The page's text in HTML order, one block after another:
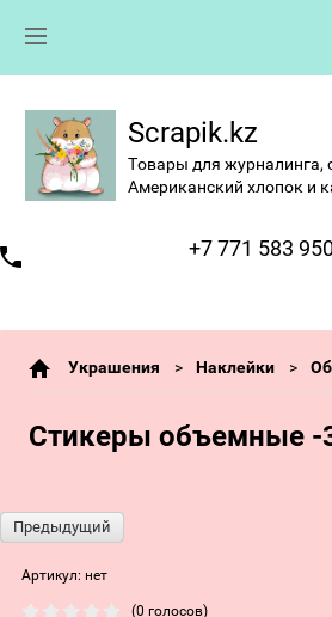
Scrapik.kz
Товары для журналинга,
Американский хлопок и
+7 771 583
Украшения Наклейки
Стикеры объемные -
Предыдущий
Артикул: нет
(0 голосов)